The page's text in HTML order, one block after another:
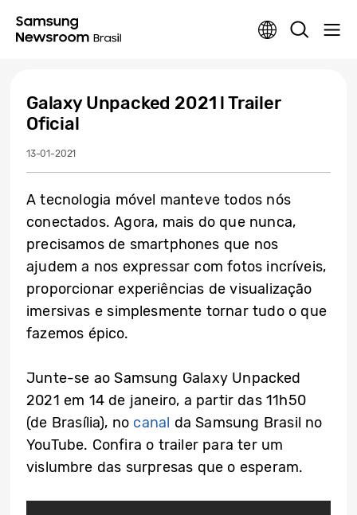
Galaxy Unpacked 2021 l Trailer
Oficial
13-01-2021
A tecnologia móvel manteve todos nós
conectados. Agora, mais do que nunca,
precisamos de smartphones que nos
ajudem a nos expressar com fotos incríveis,
proporcionar experiências de visualização
imersivas e simplesmente tornar tudo o que
fazemos épico.
Junte-se ao Samsung Galaxy Unpacked
2021 em 14 de janeiro, a partir das 11h50
(de Brasília), no canal da Samsung Brasil no
YouTube. Confira o trailer para ter um
vislumbre das surpresas que o esperam.